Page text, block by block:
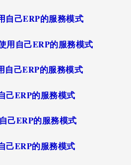
自己ERP的服務模式
用自己ERP的服務模式
自己ERP的服務模式
己ERP的服務模式
己ERP的服務模式
己ERP的服務模式